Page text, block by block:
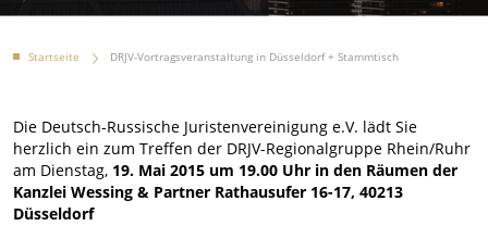
Startseite DRJV-Vortragsveranstaltung in Düsseldorf + Stammtisch
Die Deutsch-Russische Juristenvereinigung e.V. lädt Sie
herzlich ein zum Treffen der DRJV-Regionalgruppe Rhein/Ruhr
am Dienstag, 19. Mai 2015 um 19.00 Uhr in den Räumen der
Kanzlei Wessing & Partner Rathausufer 16-17, 40213
Düsseldorf